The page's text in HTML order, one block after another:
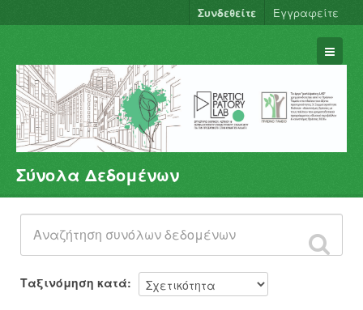
Συνδεθείτε Εγγραφείτε
Σύνολα Δεδομένων
Φορείς
Ομάδες
Σχετικά
Σύνολα Δεδομένων
Ταξινόμηση κατά